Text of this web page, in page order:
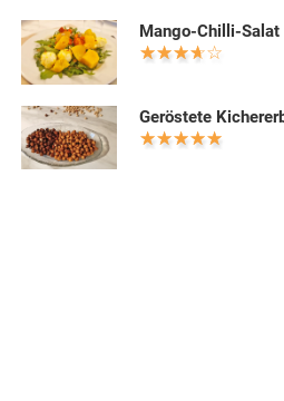
Mango-Chilli-Salat
Geröstete